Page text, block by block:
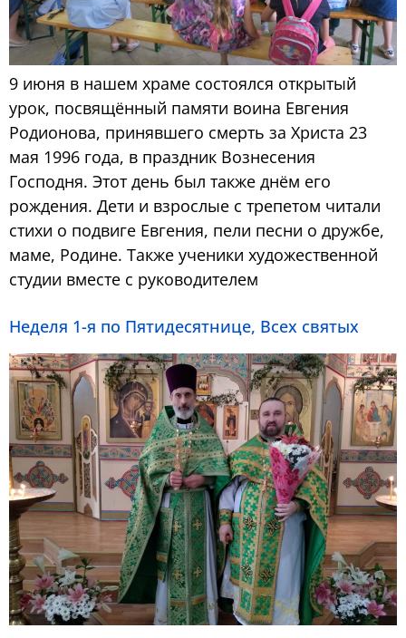
9 июня в нашем храме состоялся открытый
урок, посвящённый памяти воина Евгения
Родионова, принявшего смерть за Христа 23
мая 1996 года, в праздник Вознесения
Господня. Этот день был также днём его
рождения. Дети и взрослые с трепетом читали
стихи о подвиге Евгения, пели песни о дружбе,
маме, Родине. Также ученики художественной
студии вместе с руководителем
Неделя 1-я по Пятидесятнице, Всех святых